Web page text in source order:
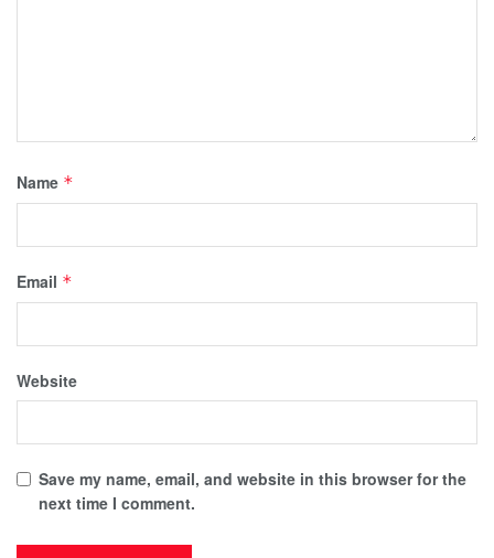
Name *
Email *
Website
Save my name, email, and website in this browser for the
next time I comment.